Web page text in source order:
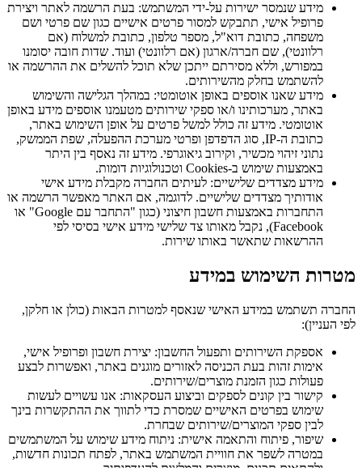
מידע שנמסר ישירות על-ידי המשתמש: בעת הרשמה לאתר ויצירת
פרופיל אישי, תתבקש למסור פרטים אישיים כגון שם פרטי ושם
משפחה, כתובת דוא"ל, מספר טלפון, כתובת למשלוח (אם
רלוונטי), שם חברה/ארגון (אם רלוונטי) ועוד. שדות חובה יסומנו
במפורש, וללא מסירתם ייתכן שלא תוכל להשלים את ההרשמה או
להשתמש בחלק מהשירותים.
מידע שאנו אוספים באופן אוטומטי: במהלך הגלישה והשימוש
באתר, מערכותינו ו/או ספקי שירותים מטעמנו אוספים מידע באופן
אוטומטי. מידע זה כולל למשל פרטים על אופן השימוש באתר,
כתובת ה-IP, סוג הדפדפן ופרטי מערכת ההפעלה, שפת הממשק,
נתוני זיהוי מכשיר, וקירוב גיאוגרפי. מידע זה נאסף בין היתר
באמצעות שימוש ב-Cookies וטכנולוגיות דומות.
מידע מצדדים שלישיים: לעיתים החברה מקבלת מידע אישי
אודותיך מצדדים שלישיים. לדוגמה, אם האתר מאפשר הרשמה או
התחברות באמצעות חשבון חיצוני (כגון "התחבר עם Google" או
Facebook), נקבל מאותו צד שלישי מידע אישי בסיסי לפי
ההרשאות שתאשר באותו שירות.
מטרות השימוש במידע
החברה תשתמש במידע האישי שנאסף למטרות הבאות (כולן או חלקן,
לפי העניין):
אספקת השירותים ותפעול החשבון: יצירת חשבון ופרופיל אישי,
אימות זהות בעת הכניסה לאזורים מוגנים באתר, ואפשרות לבצע
פעולות כגון הזמנת מוצרים/שירותים.
קישור בין קונים לספקים וביצוע העסקאות: אנו עשויים לעשות
שימוש בפרטים האישיים שמסרת כדי לתווך את ההתקשרות בינך
לבין ספקי המוצרים/שירותים שבחרת.
שיפור, פיתוח והתאמה אישית: ניתוח מידע שימוש על המשתמשים
במטרה לשפר את חוויית המשתמש באתר, לפתח תכונות חדשות,